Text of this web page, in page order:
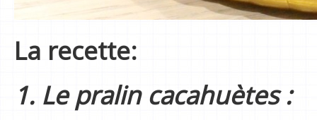
La recette:
1. Le pralin cacahuètes :